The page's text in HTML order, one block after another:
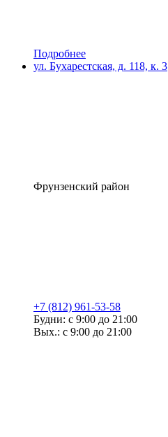
Подробнее
ул. Бухарестская, д. 118, к. 3
Фрунзенский район
+7 (812) 961-53-58
Будни: с 9:00 до 21:00
Вых.: с 9:00 до 21:00